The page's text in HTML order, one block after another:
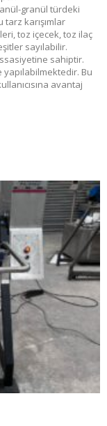
granül türdeki
tarz karışımlar
toz içecek, toz ilaç
sayılabilir.
sahiptir.
yapılabilmektedir. Bu
avantaj